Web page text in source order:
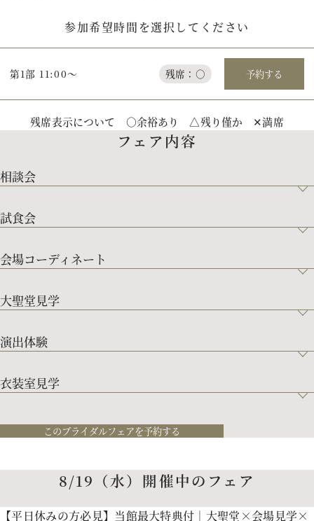
資料請求 お問い合わせ
プライバシーポリシー 運営会社情報
参加希望時間を選択してください
第1部 11:00～ 残席：○ 予約する
残席表示について ○余裕あり △残り僅か ✕満席
フェア内容
相談会
試食会
会場コーディネート
大聖堂見学
演出体験
衣装室見学
このブライダルフェアを予約する
8/19（水）開催中のフェア
【平日休みの方必見】当館最大特典付｜大聖堂×会場見学×